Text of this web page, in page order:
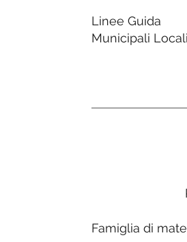
Linee Guida
Municipali Locali
Famiglia di